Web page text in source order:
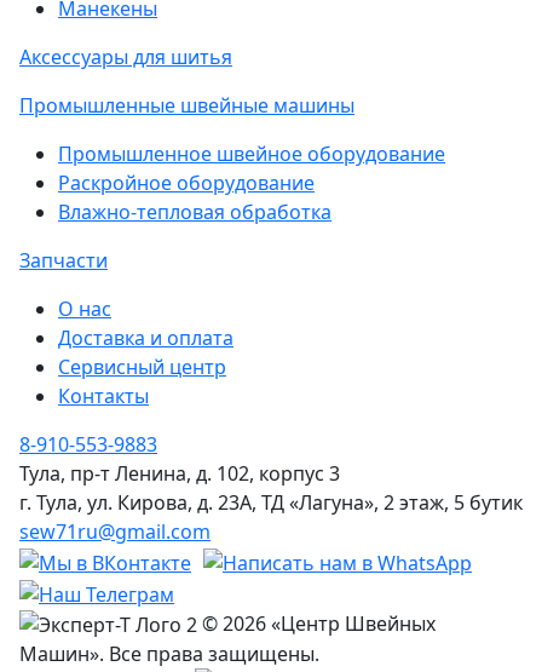
Манекены
Аксессуары для шитья
Промышленные швейные машины
Промышленное швейное оборудование
Раскройное оборудование
Влажно-тепловая обработка
Запчасти
О нас
Доставка и оплата
Сервисный центр
Контакты
8-910-553-9883
Тула, пр-т Ленина, д. 102, корпус 3
г. Тула, ул. Кирова, д. 23А, ТД «Лагуна», 2 этаж, 5 бутик
sew71ru@gmail.com
© 2026 «Центр Швейных
Машин». Все права защищены.